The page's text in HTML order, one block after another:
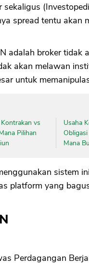
spread tentu akan
adalah broker tidak
akan melawan
untuk
vs
Pilihan
Usaha
Mana
sistem
platform yang
Perdagangan